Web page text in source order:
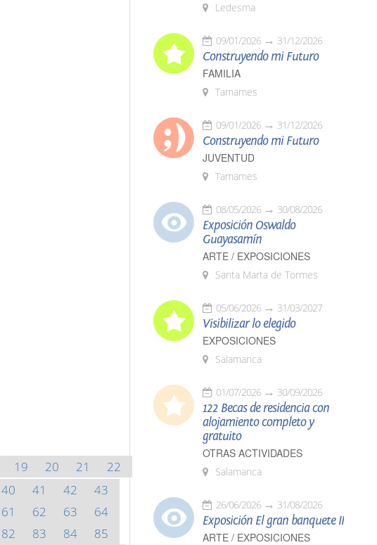
19 20 21
22
40 41 42
43
61 62 63
64
82 83 84
85
Ledesma
09/01/2026 31/12/2026
Construyendo mi Futuro
FAMILIA
Tamames
09/01/2026 31/12/2026
Construyendo mi Futuro
JUVENTUD
Tamames
08/05/2026 30/08/2026
Exposición Oswaldo
Guayasamín
ARTE / EXPOSICIONES
Santa Marta de Tormes
05/06/2026 31/03/2027
Visibilizar lo elegido
EXPOSICIONES
Salamanca
01/07/2026 30/09/2026
122 Becas de residencia con
alojamiento completo y
gratuito
OTRAS ACTIVIDADES
Salamanca
26/06/2026 31/08/2026
Exposición El gran banquete II
ARTE / EXPOSICIONES